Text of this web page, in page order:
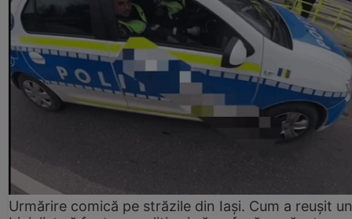
Urmărire comică pe străzile din Iași. Cum a reușit un